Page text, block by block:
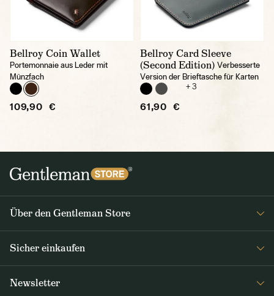
Bellroy Coin Wallet
Portemonnaie aus Leder mit
Münzfach
109,90 €
Bellroy Card Sleeve
(Second Edition) Verbesserte
Version der Brieftasche für Karten
+ 3
61,90 €
Über den Gentleman Store
Sicher einkaufen
Newsletter